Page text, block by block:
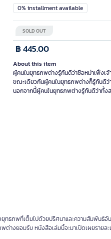
0% installment available
SOLD OUT
฿ 445.00
About this item
ผู้คนในยุทธภพต่างรู้กันดีว่าซือหม่าเฟิ่งเ
ขณะเดียวกันผู้คนในยุทธภพต่างก็รู้กันดีว่
นอกจากนี้ผู้คนในยุทธภพต่างรู้กันดีว่าทั้ง
ทธภพที่เต็มไปด้วยปริศนาและความสัมพันธ์
ต่างยอมรับ หนังสือเล่มนี้จะมาเปิดเผยราย